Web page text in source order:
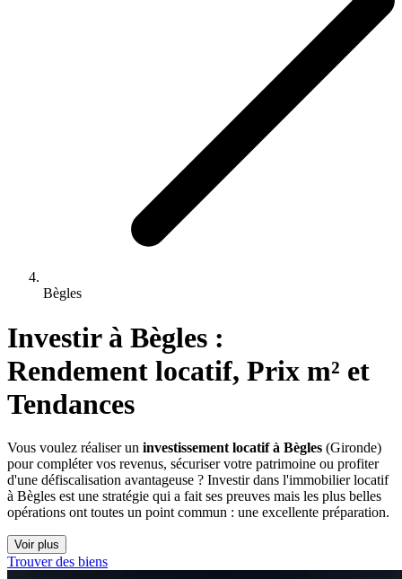
Bègles
Investir à Bègles :
Rendement locatif, Prix m² et
Tendances
Vous voulez réaliser un investissement locatif à Bègles (Gironde)
pour compléter vos revenus, sécuriser votre patrimoine ou profiter
d'une défiscalisation avantageuse ? Investir dans l'immobilier locatif
à Bègles est une stratégie qui a fait ses preuves mais les plus belles
opérations ont toutes un point commun : une excellente préparation.
Voir plus
Trouver des biens